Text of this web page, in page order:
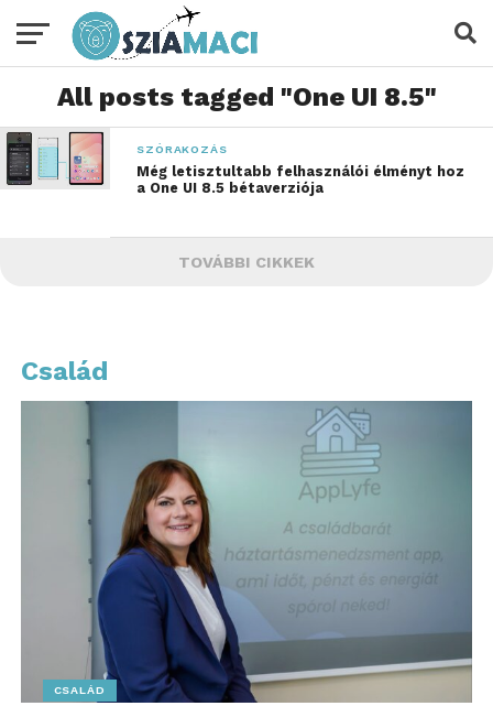
All posts tagged "One UI 8.5"
SZÓRAKOZÁS
Még letisztultabb felhasználói élményt hoz
a One UI 8.5 bétaverziója
TOVÁBBI CIKKEK
Család
CSALÁD